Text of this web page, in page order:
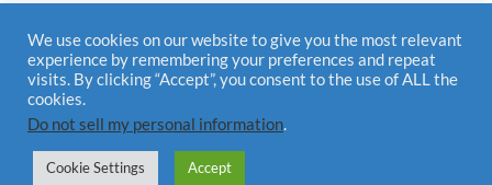
Accepter
Refuser
Enregistrer les préférences
Mentions Légales
© 2026ALLIANCE DIVINE MISÉRICORDE
We use cookies on our website to give you the most relevant
experience by remembering your preferences and repeat
visits. By clicking “Accept”, you consent to the use of ALL the
cookies.
Do not sell my personal information.
Cookie Settings Accept